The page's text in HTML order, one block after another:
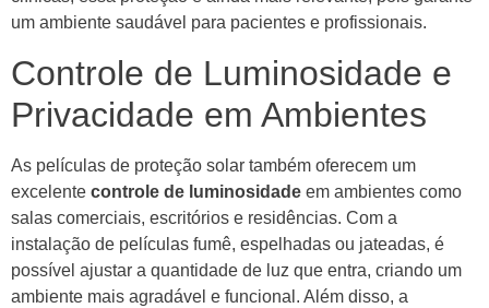
um ambiente saudável para pacientes e profissionais.
Controle de Luminosidade e
Privacidade em Ambientes
As películas de proteção solar também oferecem um
excelente controle de luminosidade em ambientes como
salas comerciais, escritórios e residências. Com a
instalação de películas fumê, espelhadas ou jateadas, é
possível ajustar a quantidade de luz que entra, criando um
ambiente mais agradável e funcional. Além disso, a